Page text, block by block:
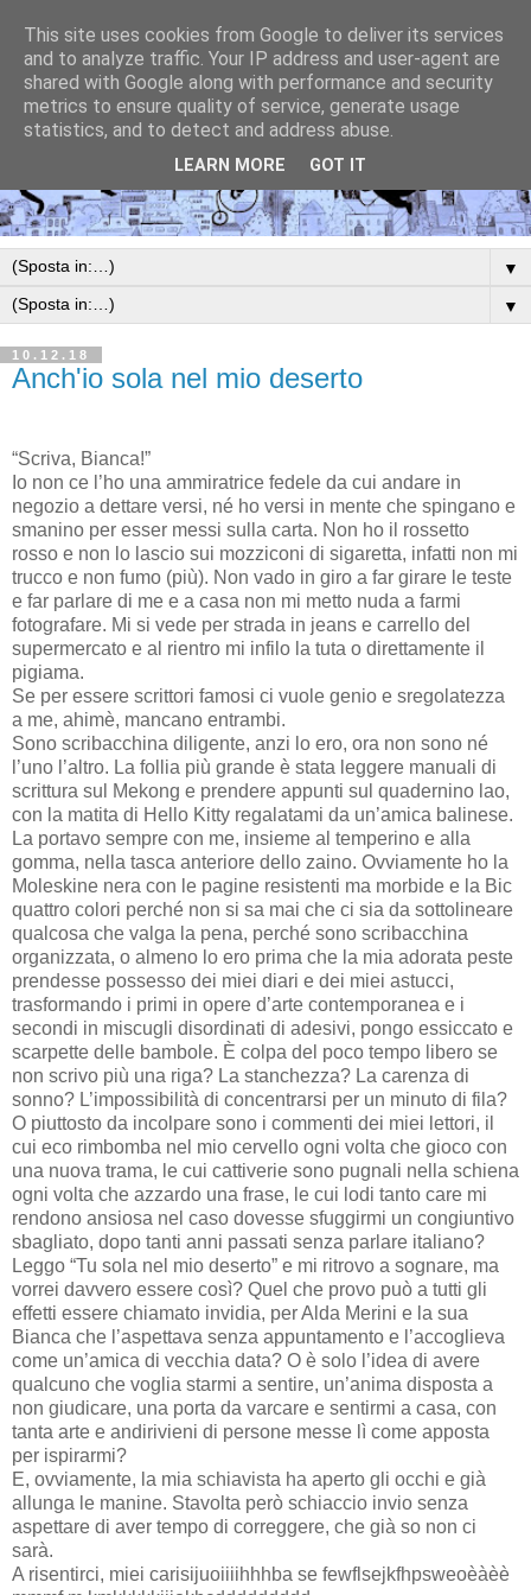
▼
▼
10.12.18
Anch'io sola nel mio deserto
“Scriva, Bianca!”
Io non ce l’ho una ammiratrice fedele da cui andare in
negozio a dettare versi, né ho versi in mente che spingano e
smanino per esser messi sulla carta. Non ho il rossetto
rosso e non lo lascio sui mozziconi di sigaretta, infatti non mi
trucco e non fumo (più). Non vado in giro a far girare le teste
e far parlare di me e a casa non mi metto nuda a farmi
fotografare. Mi si vede per strada in jeans e carrello del
supermercato e al rientro mi infilo la tuta o direttamente il
pigiama.
Se per essere scrittori famosi ci vuole genio e sregolatezza
a me, ahimè, mancano entrambi.
Sono scribacchina diligente, anzi lo ero, ora non sono né
l’uno l’altro. La follia più grande è stata leggere manuali di
scrittura sul Mekong e prendere appunti sul quadernino lao,
con la matita di Hello Kitty regalatami da un’amica balinese.
La portavo sempre con me, insieme al temperino e alla
gomma, nella tasca anteriore dello zaino. Ovviamente ho la
Moleskine nera con le pagine resistenti ma morbide e la Bic
quattro colori perché non si sa mai che ci sia da sottolineare
qualcosa che valga la pena, perché sono scribacchina
organizzata, o almeno lo ero prima che la mia adorata peste
prendesse possesso dei miei diari e dei miei astucci,
trasformando i primi in opere d’arte contemporanea e i
secondi in miscugli disordinati di adesivi, pongo essiccato e
scarpette delle bambole. È colpa del poco tempo libero se
non scrivo più una riga? La stanchezza? La carenza di
sonno? L’impossibilità di concentrarsi per un minuto di fila?
O piuttosto da incolpare sono i commenti dei miei lettori, il
cui eco rimbomba nel mio cervello ogni volta che gioco con
una nuova trama, le cui cattiverie sono pugnali nella schiena
ogni volta che azzardo una frase, le cui lodi tanto care mi
rendono ansiosa nel caso dovesse sfuggirmi un congiuntivo
sbagliato, dopo tanti anni passati senza parlare italiano?
Leggo “Tu sola nel mio deserto” e mi ritrovo a sognare, ma
vorrei davvero essere così? Quel che provo può a tutti gli
effetti essere chiamato invidia, per Alda Merini e la sua
Bianca che l’aspettava senza appuntamento e l’accoglieva
come un’amica di vecchia data? O è solo l’idea di avere
qualcuno che voglia starmi a sentire, un’anima disposta a
non giudicare, una porta da varcare e sentirmi a casa, con
tanta arte e andirivieni di persone messe lì come apposta
per ispirarmi?
E, ovviamente, la mia schiavista ha aperto gli occhi e già
allunga le manine. Stavolta però schiaccio invio senza
aspettare di aver tempo di correggere, che già so non ci
sarà.
A risentirci, miei carisijuoiiiihhhba se fewflsejkfhpsweoèàèè
This site uses cookies from Google to deliver its services
and to analyze traffic. Your IP address and user-agent are
shared with Google along with performance and security
metrics to ensure quality of service, generate usage
statistics, and to detect and address abuse.
LEARN MORE GOT IT